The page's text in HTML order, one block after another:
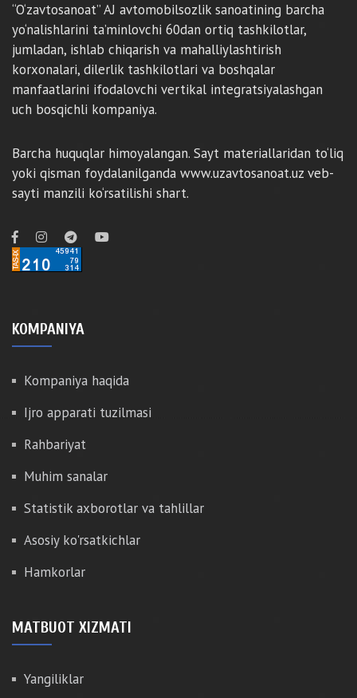
“O‘zavtosanoat” AJ avtomobilsozlik sanoatining barcha
yo‘nalishlarini ta’minlovchi 60dan ortiq tashkilotlar,
jumladan, ishlab chiqarish va mahalliylashtirish
korxonalari, dilerlik tashkilotlari va boshqalar
manfaatlarini ifodalovchi vertikal integratsiyalashgan
uch bosqichli kompaniya.
Barcha huquqlar himoyalangan. Sayt materiallaridan to‘liq
yoki qisman foydalanilganda www.uzavtosanoat.uz veb-
sayti manzili ko‘rsatilishi shart.
KOMPANIYA
Kompaniya haqida
Ijro apparati tuzilmasi
Rahbariyat
Muhim sanalar
Statistik axborotlar va tahlillar
Asosiy ko'rsatkichlar
Hamkorlar
MATBUOT XIZMATI
Yangiliklar